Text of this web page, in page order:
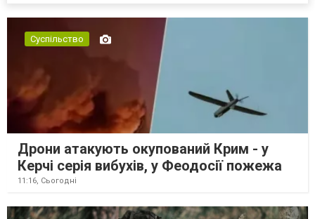
Суспільство
Дрони атакують окупований Крим - у
Керчі серія вибухів, у Феодосії пожежа
11:16, Сьогодні